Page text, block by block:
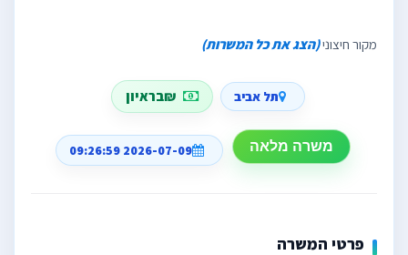
מקור חיצוני(הצג את כל המשרות)
תל אביב ₪בראיון
משרה מלאה 2026-07-09 09:26:59
פרטי המשרה